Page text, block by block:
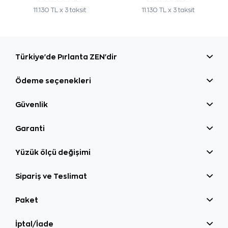
11.130 TL x 3 taksit 11.130 TL x 3 taksit
Türkiye'de Pırlanta ZEN'dir
Ödeme seçenekleri
Güvenlik
Garanti
Yüzük ölçü değişimi
Sipariş ve Teslimat
Paket
İptal/İade